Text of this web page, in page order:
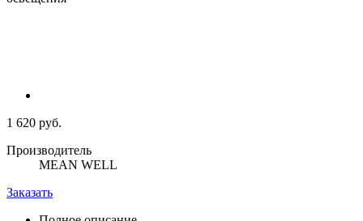
1 620 руб.
Производитель
MEAN WELL
Заказать